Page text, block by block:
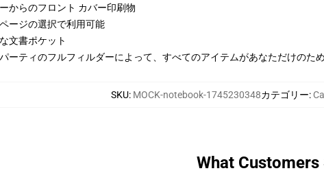
からのフロント カバー印刷物
ージの選択で利用可能
文書ポケット
ーティのフルフィルダーによって、すべてのアイテムがあなただけの
SKU: MOCK-notebook-1745230348カテゴリー:
What Customers